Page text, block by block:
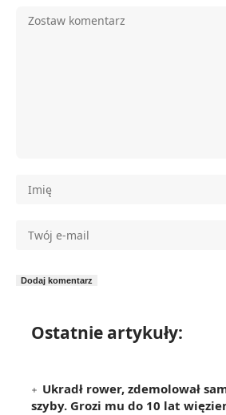
Ostatnie artykuły:
Ukradł rower, zdemolował
szyby. Grozi mu do 10 lat